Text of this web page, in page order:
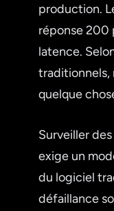
production.
réponse 200
latence.
traditionnels,
quelque
Surveiller
exige un
du logiciel
défaillance